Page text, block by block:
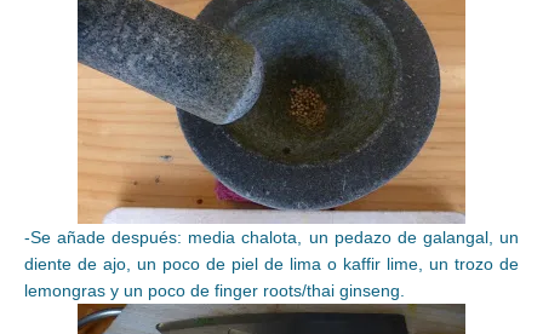
-Se añade después: media chalota, un pedazo de galangal, un
diente de ajo, un poco de piel de lima o kaffir lime, un trozo de
lemongras y un poco de finger roots/thai ginseng.